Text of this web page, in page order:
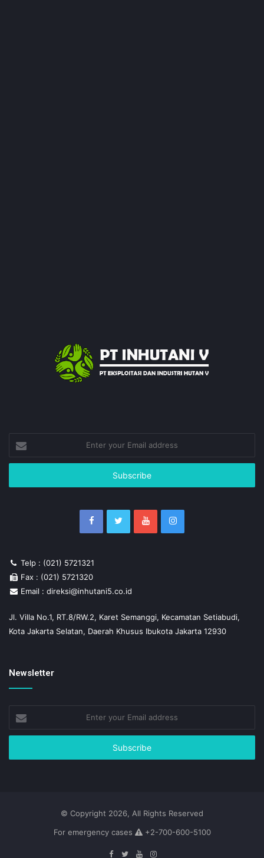
your
Email
Telp : (021) 5721321
Fax : (021) 5721320
Email : direksi@inhutani5.co.id
Jl. Villa No.1, RT.8/RW.2, Karet Semanggi, Kecamatan Setiabudi,
Kota Jakarta Selatan, Daerah Khusus Ibukota Jakarta 12930
Newsletter
your
Email
© Copyright 2026, All Rights Reserved
For emergency cases
+2-700-600-5100